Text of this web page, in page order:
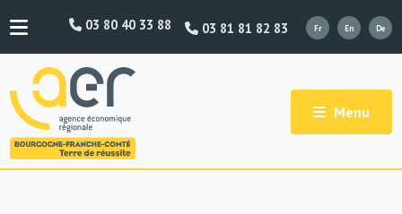
03 81 81 82 83
03 80 40 33 88
Menu